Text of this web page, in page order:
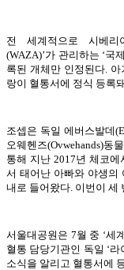
전 세계적으로 시베리
(WAZA)’가 관리하는 ‘국
록된 개체만 인정된다.
랑이 혈통서에 정식 등록
조셉은 독일 에버스발데
오웨헨즈(Ovwehands)동
통해 지난 2017년 체코
서 태어난 아빠와 야생의
내로 들어왔다. 이번이 세
서울대공원은 7월 중 ‘세
혈통 담당기관인 독일 ‘
소식을 알리고 혈통서에